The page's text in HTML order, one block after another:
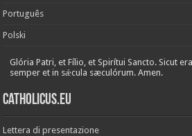
Português
Polski
Glória Patri, et Fílio, et Spirítui Sancto. Sicut
semper et in sǽcula sæculórum. Amen.
Catholicus.eu
Lettera di presentazione